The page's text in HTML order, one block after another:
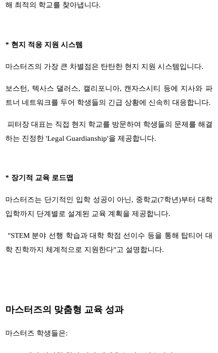
해 최적의 학교를 찾아냅니다.
* 현지 적응 지원 시스템
마스터즈의 가장 큰 차별점은 탄탄한 현지 지원 시스템입니다.
보스턴, 텍사스 댈러스, 캘리포니아, 캔자스시티 등에 지사와 파
트너 네트워크를 두어 학생들의 긴급 상황에 신속히 대응합니다.
피터장 대표는 직접 현지 학교를 방문하여 학생들의 문제를 해결
하는 진정한 'Legal Guardianship'을 제공합니다.
* 장기적 교육 로드맵
마스터즈는 단기적인 입학 성공이 아닌 , 중학교(7학년)부터 대학
입학까지 단계별로 설계된 교육 계획을 제공합니다.
"STEM 분야 선행 학습과 대학 학점 선이수 등을 통해 탑티어 대
학 진학까지 체계적으로 지원한다"고 설명합니다.
마스터즈의 맞춤형 교육 성과
마스터즈 학생들은: